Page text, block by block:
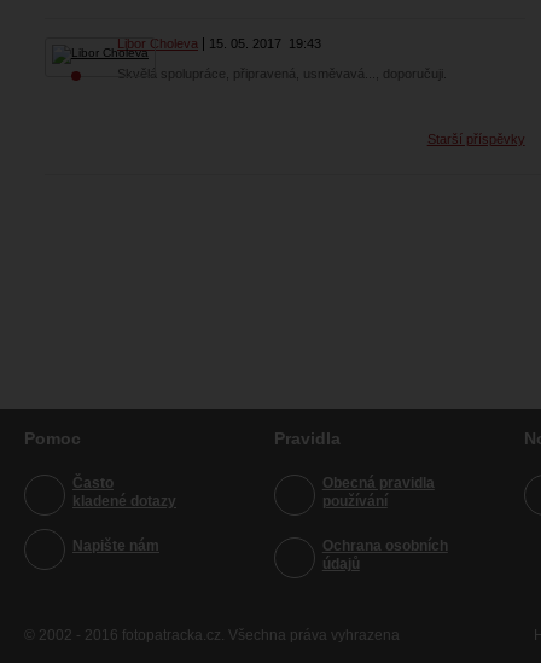
Libor Choleva 15. 05. 2017 19:43
Skvělá spolupráce, připravená, usměvavá..., doporučuji.
Starší příspěvky
Pomoc
Často
kladené dotazy
Napište nám
Pravidla
Obecná pravidla
používání
Ochrana osobních
údajů
© 2002 - 2016 fotopatracka.cz. Všechna práva vyhrazena